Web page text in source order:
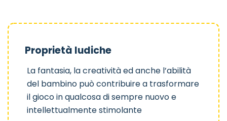
Proprietà ludiche
La fantasia, la creatività ed anche l’abilità
del bambino può contribuire a trasformare
il gioco in qualcosa di sempre nuovo e
intellettualmente stimolante